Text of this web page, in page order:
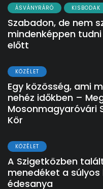
ÁSVÁNYRÁRÓ KISBODAK
Szabadon, de nem
mindenképpen
előtt
KÖZÉLET
Egy közösség, ami
nehéz időkben –
Kör
KÖZÉLET
A Szigetközben
menedéket a
édesanya